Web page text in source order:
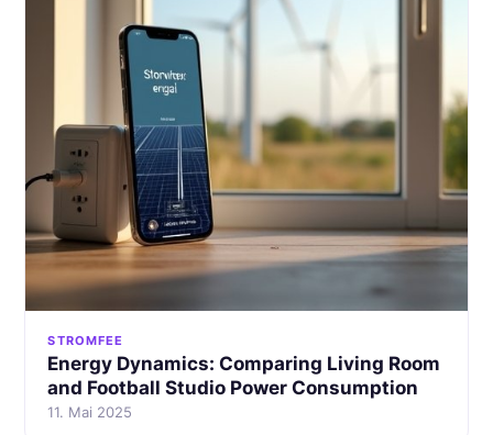
STROMFEE
Energy Dynamics: Comparing Living Room
and Football Studio Power Consumption
11. Mai 2025